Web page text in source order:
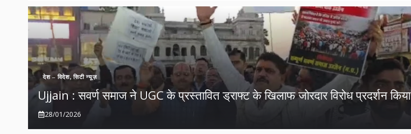
देश – विदेश,सिटी न्यूज़
Ujjain : सवर्ण समाज ने UGC के प्रस्तावित ड्राफ्ट के खिलाफ जोरदार विरोध प्रदर्शन किया
28/01/2026